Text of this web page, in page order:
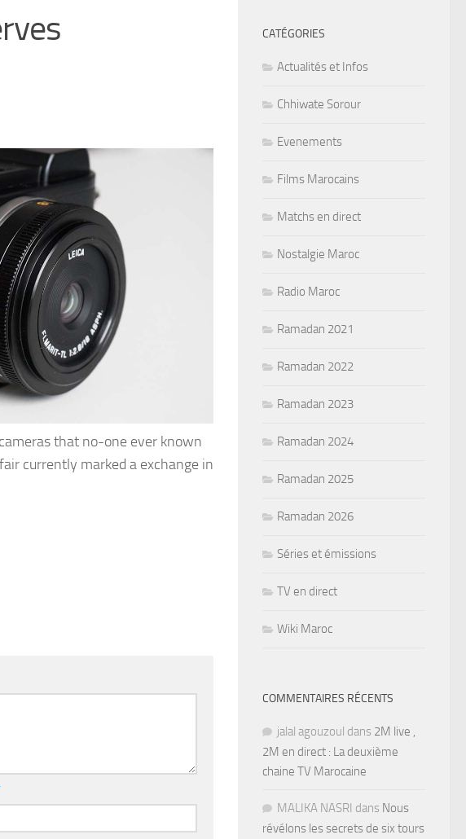
that no-one ever known
currently marked a exchange in
CATÉGORIES
Actualités et Infos
Chhiwate Sorour
Evenements
Films Marocains
Matchs en direct
Nostalgie Maroc
Radio Maroc
Ramadan 2021
Ramadan 2022
Ramadan 2023
Ramadan 2024
Ramadan 2025
Ramadan 2026
Séries et émissions
TV en direct
Wiki Maroc
COMMENTAIRES RÉCENTS
jalal agouzoul dans 2M live ,
2M en direct : La deuxième
chaine TV Marocaine
MALIKA NASRI dans Nous
révélons les secrets de six tours